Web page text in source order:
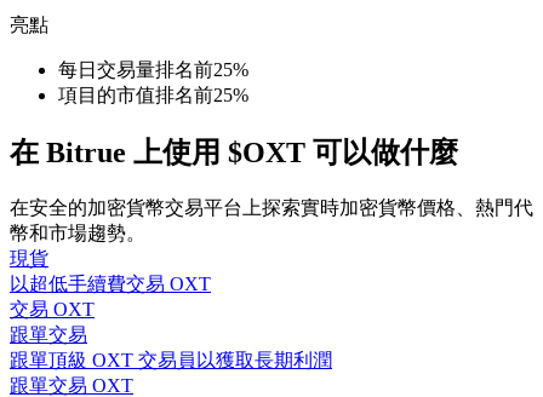
包含交易情況等的大數據分析
合約指南
合約功能使用指南
亮點
每日交易量排名前25%
項目的市值排名前25%
在 Bitrue 上使用 $OXT 可以做什麼
在安全的加密貨幣交易平台上探索實時加密貨幣價格、熱門代
幣和市場趨勢。
現貨
以超低手續費交易 OXT
交易 OXT
跟單交易
跟單頂級 OXT 交易員以獲取長期利潤
跟單交易 OXT